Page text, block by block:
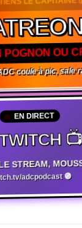
POGNON OU
coule à pic, sale
EN DIRECT
📺
STREAM,
adcpodcast 🟣